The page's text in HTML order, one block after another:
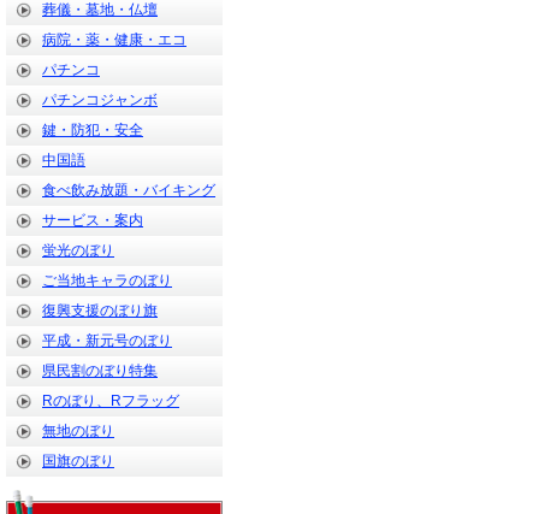
葬儀・墓地・仏壇
病院・薬・健康・エコ
パチンコ
パチンコジャンボ
鍵・防犯・安全
中国語
食べ飲み放題・バイキング
サービス・案内
蛍光のぼり
ご当地キャラのぼり
復興支援のぼり旗
平成・新元号のぼり
県民割のぼり特集
Rのぼり、Rフラッグ
無地のぼり
国旗のぼり